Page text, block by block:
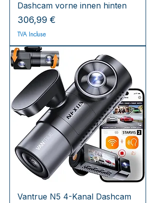
Dashcam vorne innen hinten
Prix
306,99 €
TVA Incluse
Vantrue N5 4-Kanal Dashcam